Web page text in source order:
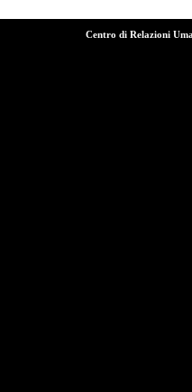
Centro di Relazioni